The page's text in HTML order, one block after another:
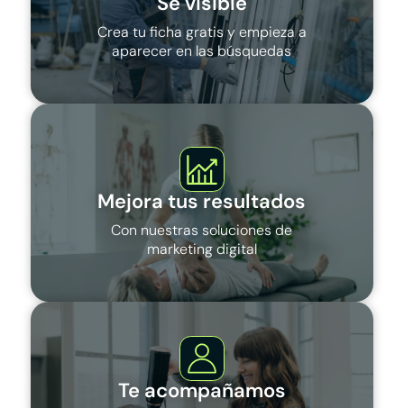
Crea tu ficha gratis y empieza a
aparecer en las búsquedas
Mejora tus resultados
Con nuestras soluciones de
marketing digital
Te acompañamos